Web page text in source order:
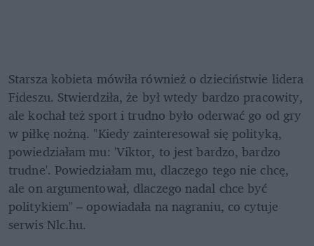
Starsza kobieta mówiła również o dzieciństwie lidera
Fideszu. Stwierdziła, że był wtedy bardzo pracowity,
ale kochał też sport i trudno było oderwać go od gry
w piłkę nożną. "Kiedy zainteresował się polityką,
powiedziałam mu: 'Viktor, to jest bardzo, bardzo
trudne'. Powiedziałam mu, dlaczego tego nie chcę,
ale on argumentował, dlaczego nadal chce być
politykiem" – opowiadała na nagraniu, co cytuje
serwis Nlc.hu.